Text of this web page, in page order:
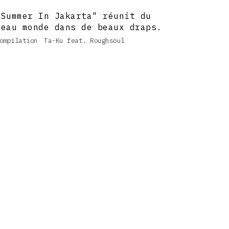
In Jakarta" réunit du
monde dans de beaux draps.
Ta-Ku feat. Roughsoul